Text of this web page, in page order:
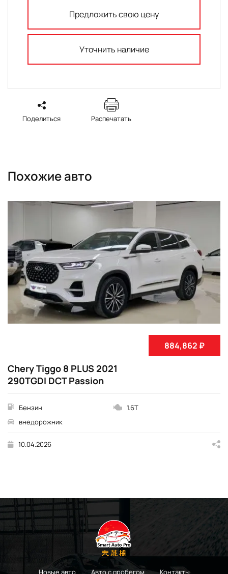
Предложить свою цену
Уточнить наличие
Поделиться Распечатать
Похожие авто
884,862 ₽
Chery Tiggo 8 PLUS 2021
290TGDI DCT Passion
Бензин
1.6T
внедорожник
10.04.2026